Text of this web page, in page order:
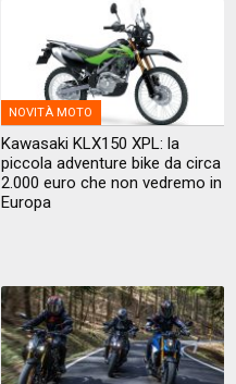
NOVITÀ MOTO
Kawasaki KLX150 XPL: la
piccola adventure bike da circa
2.000 euro che non vedremo in
Europa